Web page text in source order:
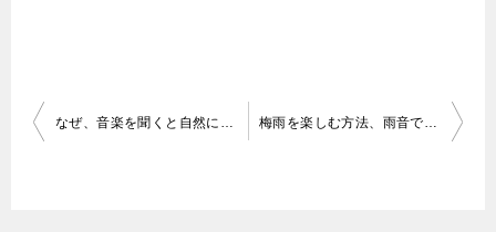
投
なぜ、音楽を聞くと自然に体が動くのか？ 梅雨を楽しむ方法、雨音でリラックス